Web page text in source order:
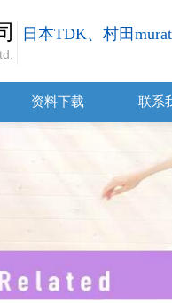
日本TDK、村田
资料下载 联系